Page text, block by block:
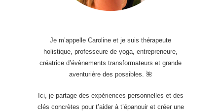
Je m’appelle Caroline et je suis thérapeute
holistique, professeure de yoga, entrepreneure,
créatrice d’évènements transformateurs et grande
aventurière des possibles. 🌺
Ici, je partage des expériences personnelles et des
clés concrètes pour t’aider à t’épanouir et créer une